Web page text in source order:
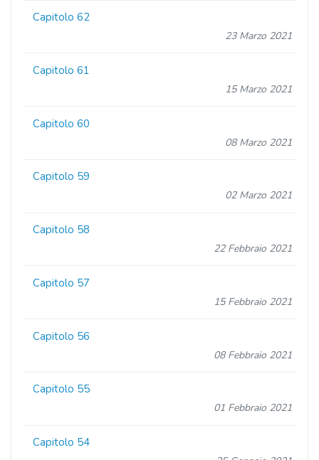
Capitolo 62
23 Marzo 2021
Capitolo 61
15 Marzo 2021
Capitolo 60
08 Marzo 2021
Capitolo 59
02 Marzo 2021
Capitolo 58
22 Febbraio 2021
Capitolo 57
15 Febbraio 2021
Capitolo 56
08 Febbraio 2021
Capitolo 55
01 Febbraio 2021
Capitolo 54